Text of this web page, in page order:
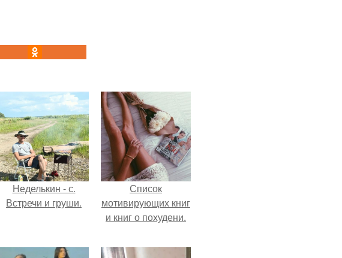
Неделькин - с.
Встречи и груши.
Список
мотивирующих книг
и книг о похудени.